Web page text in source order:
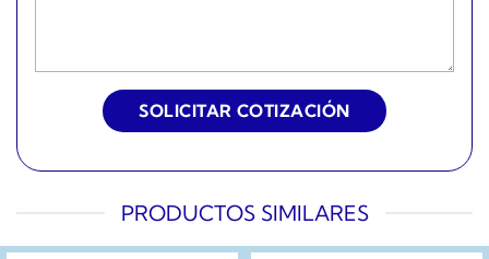
PRODUCTOS SIMILARES